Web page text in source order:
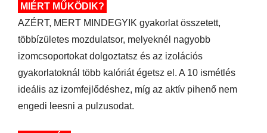
MIÉRT MŰKÖDIK?
AZÉRT, MERT MINDEGYIK gyakorlat összetett,
többízületes mozdulatsor, melyeknél nagyobb
izomcsoportokat dolgoztatsz és az izolációs
gyakorlatoknál több kalóriát égetsz el. A 10 ismétlés
ideális az izomfejlődéshez, míg az aktív pihenő nem
engedi leesni a pulzusodat.